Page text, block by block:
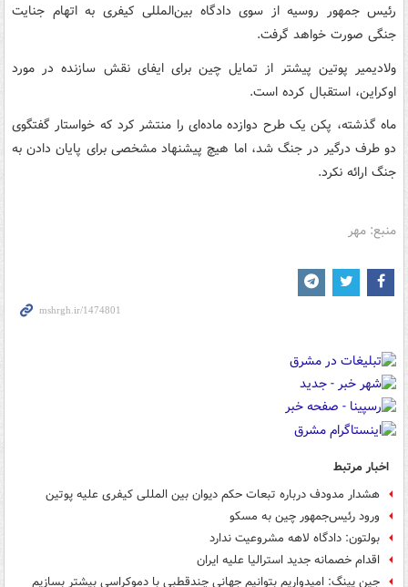
رئیس جمهور روسیه از سوی دادگاه بین‌المللی کیفری به اتهام جنایت
جنگی صورت خواهد گرفت.
ولادیمیر پوتین پیشتر از تمایل چین برای ایفای نقش سازنده در مورد
اوکراین، استقبال کرده است.
ماه گذشته، پکن یک طرح دوازده ماده‌ای را منتشر کرد که خواستار گفتگوی
دو طرف درگیر در جنگ شد، اما هیچ پیشنهاد مشخصی برای پایان دادن به
جنگ ارائه نکرد.
منبع: مهر
اخبار مرتبط
هشدار مدودف درباره تبعات حکم دیوان بین المللی کیفری علیه پوتین
ورود رئیس‌جمهور چین به مسکو
بولتون: دادگاه لاهه مشروعیت ندارد
اقدام خصمانه جدید استرالیا علیه ایران
جین پینگ: امیدواریم بتوانیم جهانی چندقطبی با دموکراسی بیشتر بسازیم